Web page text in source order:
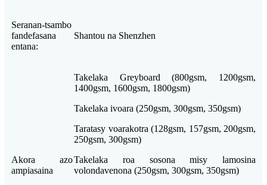
Seranan-tsambo
fandefasana
entana:
Shantou na Shenzhen
Akora azo
ampiasaina
Takelaka Greyboard (800gsm, 1200gsm,
1400gsm, 1600gsm, 1800gsm)
Takelaka ivoara (250gsm, 300gsm, 350gsm)
Taratasy voarakotra (128gsm, 157gsm, 200gsm,
250gsm, 300gsm)
Takelaka roa sosona misy lamosina
volondavenona (250gsm, 300gsm, 350gsm)